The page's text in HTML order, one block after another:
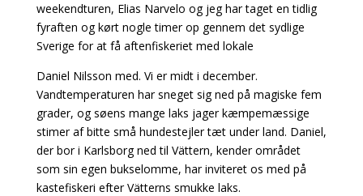
weekendturen, Elias Narvelo og jeg har taget en tidlig
fyraften og kørt nogle timer op gennem det sydlige
Sverige for at få aftenfiskeriet med lokale
Daniel Nilsson med. Vi er midt i december.
Vandtemperaturen har sneget sig ned på magiske fem
grader, og søens mange laks jager kæmpemæssige
stimer af bitte små hundestejler tæt under land. Daniel,
der bor i Karlsborg ned til Vättern, kender området
som sin egen bukselomme, har inviteret os med på
kastefiskeri efter Vätterns smukke laks.